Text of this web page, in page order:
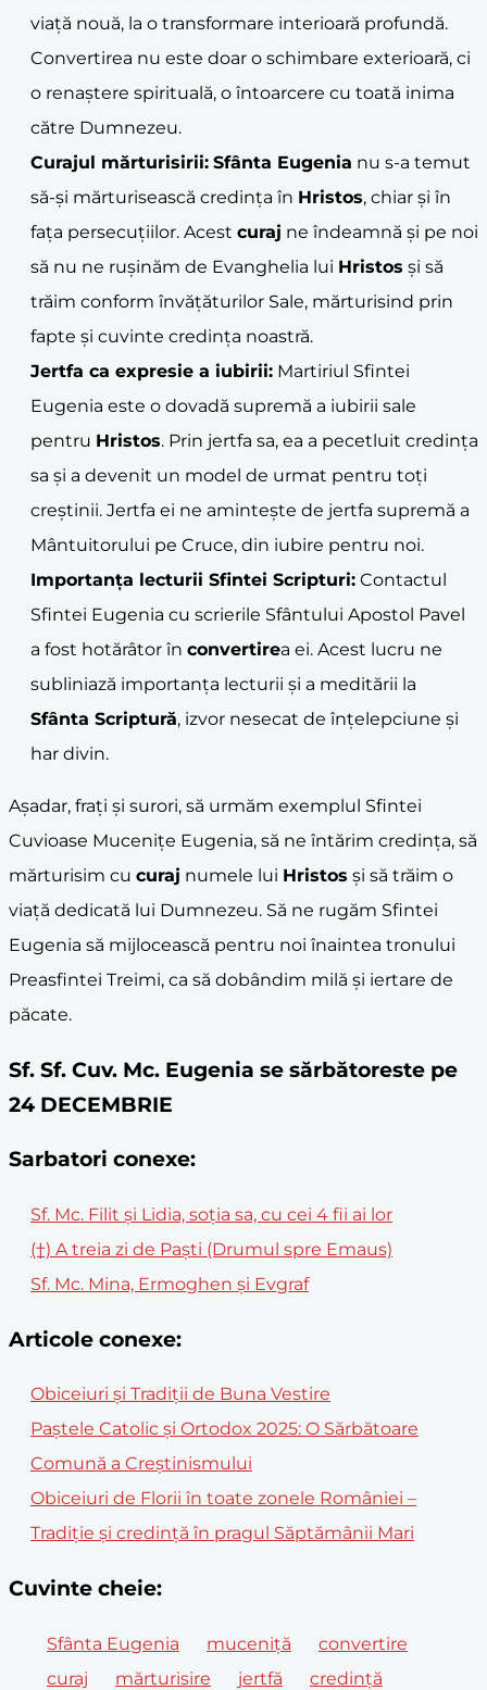
viață nouă, la o transformare interioară profundă.
Convertirea nu este doar o schimbare exterioară, ci
o renaștere spirituală, o întoarcere cu toată inima
către Dumnezeu.
Curajul mărturisirii: Sfânta Eugenia nu s-a temut
să-și mărturisească credința în Hristos, chiar și în
fața persecuțiilor. Acest curaj ne îndeamnă și pe noi
să nu ne rușinăm de Evanghelia lui Hristos și să
trăim conform învățăturilor Sale, mărturisind prin
fapte și cuvinte credința noastră.
Jertfa ca expresie a iubirii: Martiriul Sfintei
Eugenia este o dovadă supremă a iubirii sale
pentru Hristos. Prin jertfa sa, ea a pecetluit credința
sa și a devenit un model de urmat pentru toți
creștinii. Jertfa ei ne amintește de jertfa supremă a
Mântuitorului pe Cruce, din iubire pentru noi.
Importanța lecturii Sfintei Scripturi: Contactul
Sfintei Eugenia cu scrierile Sfântului Apostol Pavel
a fost hotărâtor în convertirea ei. Acest lucru ne
subliniază importanța lecturii și a meditării la
Sfânta Scriptură, izvor nesecat de înțelepciune și
har divin.
Așadar, frați și surori, să urmăm exemplul Sfintei
Cuvioase Mucenițe Eugenia, să ne întărim credința, să
mărturisim cu curaj numele lui Hristos și să trăim o
viață dedicată lui Dumnezeu. Să ne rugăm Sfintei
Eugenia să mijlocească pentru noi înaintea tronului
Preasfintei Treimi, ca să dobândim milă și iertare de
păcate.
Sf. Sf. Cuv. Mc. Eugenia se sărbătoreste pe
24 DECEMBRIE
Sarbatori conexe:
Sf. Mc. Filit și Lidia, soția sa, cu cei 4 fii ai lor
(†) A treia zi de Paști (Drumul spre Emaus)
Sf. Mc. Mina, Ermoghen şi Evgraf
Articole conexe:
Obiceiuri și Tradiții de Buna Vestire
Paștele Catolic și Ortodox 2025: O Sărbătoare
Comună a Creștinismului
Obiceiuri de Florii în toate zonele României –
Tradiție și credință în pragul Săptămânii Mari
Cuvinte cheie:
Sfânta Eugenia muceniță
convertire
curaj
mărturisire jertfă credință